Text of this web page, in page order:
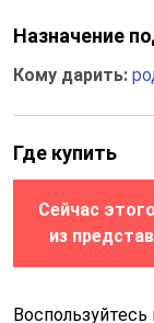
Назначение
Кому дарить:
Где купить
Сейчас
из